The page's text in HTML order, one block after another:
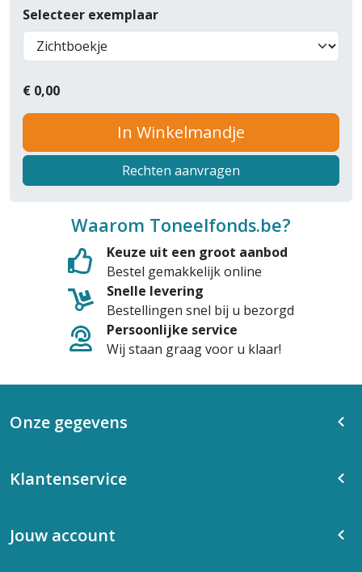
Selecteer exemplaar
€ 0,00
In Winkelmandje
Rechten aanvragen
Waarom Toneelfonds.be?
Keuze uit een groot aanbod
Bestel gemakkelijk online
Snelle levering
Bestellingen snel bij u bezorgd
Persoonlijke service
Wij staan graag voor u klaar!
Onze gegevens
Klantenservice
Jouw account